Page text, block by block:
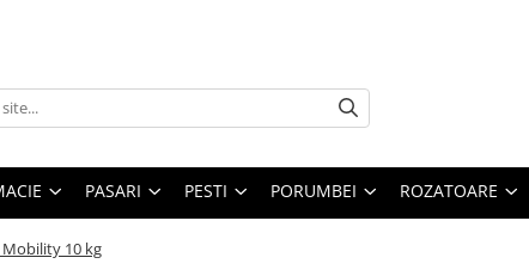
PASARI PESTI PORUMBEI ROZATOARE
10 kg